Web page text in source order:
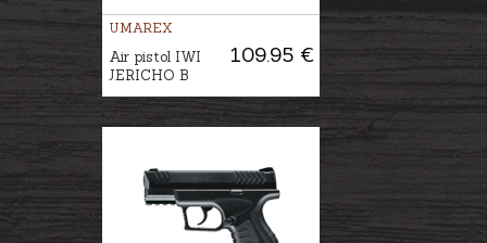
UMAREX
109.95 €
Air pistol IWI
JERICHO B